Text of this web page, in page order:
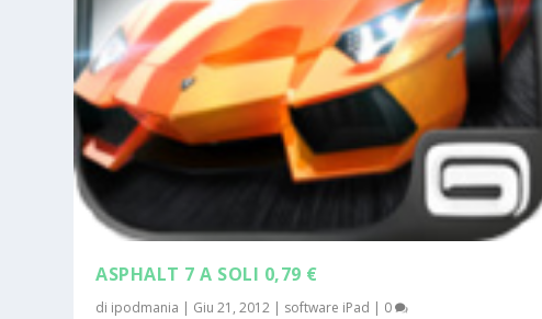
ASPHALT 7 A SOLI 0,79 €
di ipodmania | Giu 21, 2012 | software iPad | 0